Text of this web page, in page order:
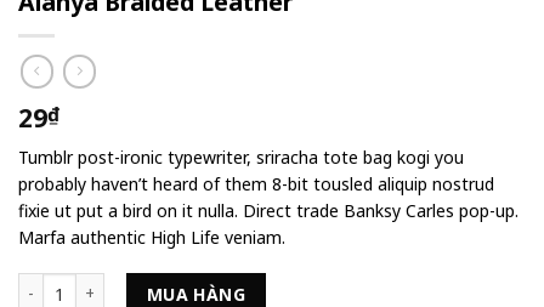
29₫
Tumblr post-ironic typewriter, sriracha tote bag kogi you
probably haven’t heard of them 8-bit tousled aliquip nostrud
fixie ut put a bird on it nulla. Direct trade Banksy Carles pop-up.
Marfa authentic High Life veniam.
Alanya Braided Leather số lượng
MUA HÀNG